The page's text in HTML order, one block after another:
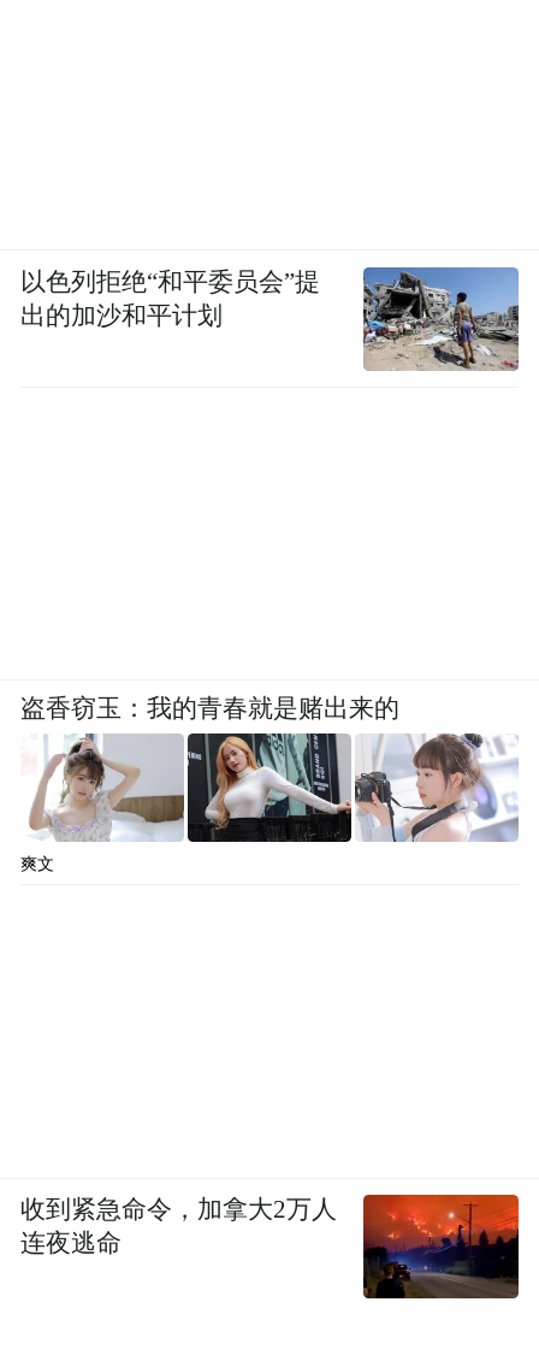
以色列拒绝“和平委员会”提
出的加沙和平计划
盗香窃玉：我的青春就是赌出来的
爽文
收到紧急命令，加拿大2万人
连夜逃命